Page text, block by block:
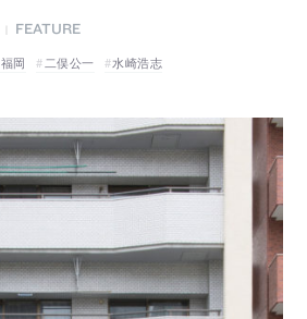
FEATURE
福岡 二俣公一 水崎浩志